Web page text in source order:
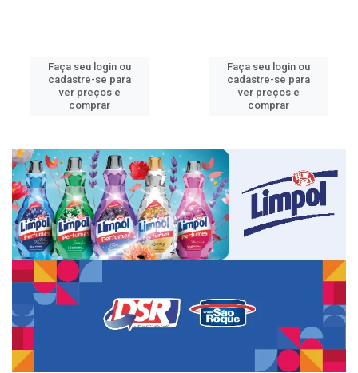
Faça seu login ou
cadastre-se para
ver preços e
comprar
Faça seu login ou
cadastre-se para
ver preços e
comprar